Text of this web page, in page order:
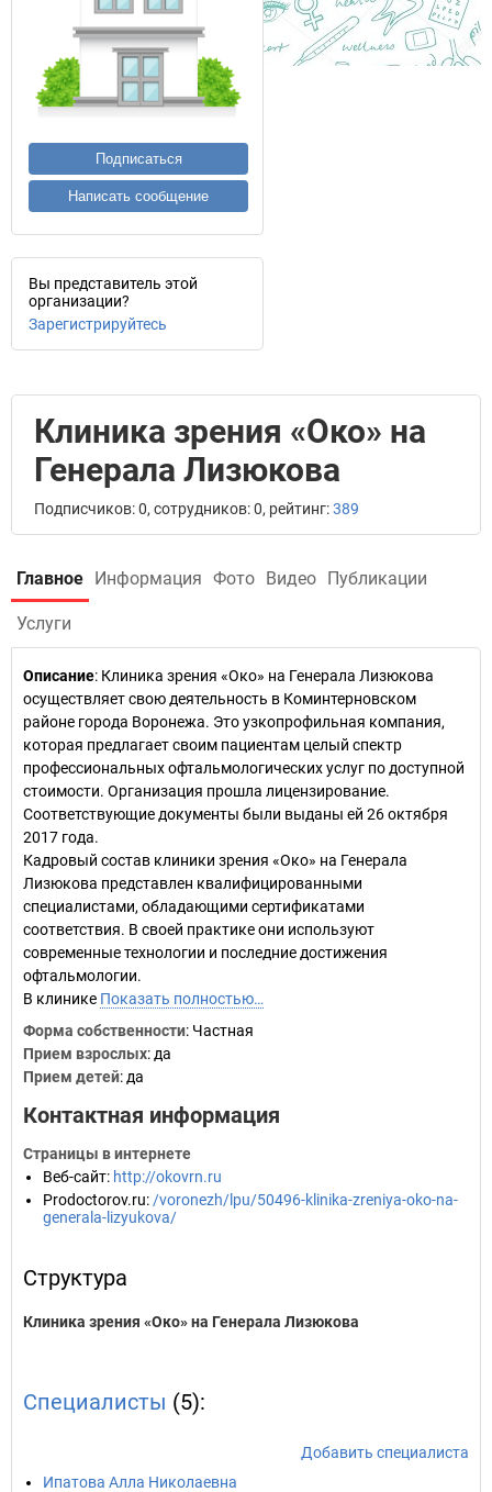
Подписаться
Написать сообщение
Вы представитель этой
организации?
Зарегистрируйтесь
Клиника зрения «Око» на
Генерала Лизюкова
Подписчиков: 0, сотрудников: 0, рейтинг:389
Главное Информация Фото Видео Публикации
Услуги
Описание: Клиника зрения «Око» на Генерала Лизюкова
осуществляет свою деятельность в Коминтерновском
районе города Воронежа. Это узкопрофильная компания,
которая предлагает своим пациентам целый спектр
профессиональных офтальмологических услуг по доступной
стоимости. Организация прошла лицензирование.
Соответствующие документы были выданы ей 26 октября
2017 года.
Кадровый состав клиники зрения «Око» на Генерала
Лизюкова представлен квалифицированными
специалистами, обладающими сертификатами
соответствия. В своей практике они используют
современные технологии и последние достижения
офтальмологии.
В клинике Показать полностью…
Форма собственности: Частная
Прием взрослых: да
Прием детей: да
Контактная информация
Страницы в интернете
Веб-сайт: http://okovrn.ru
Prodoctorov.ru: /voronezh/lpu/50496-klinika-zreniya-oko-na-
generala-lizyukova/
Структура
Клиника зрения «Око» на Генерала Лизюкова
Специалисты (5):
Добавить специалиста
Ипатова Алла Николаевна